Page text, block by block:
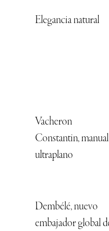
Elegancia natural
Vacheron
Constantin, manual
ultraplano
Dembélé, nuevo
embajador global